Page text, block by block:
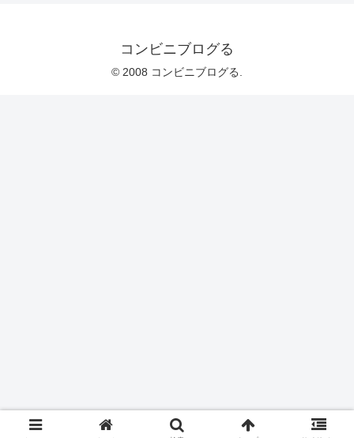
コンビニブログる
© 2008 コンビニブログる.